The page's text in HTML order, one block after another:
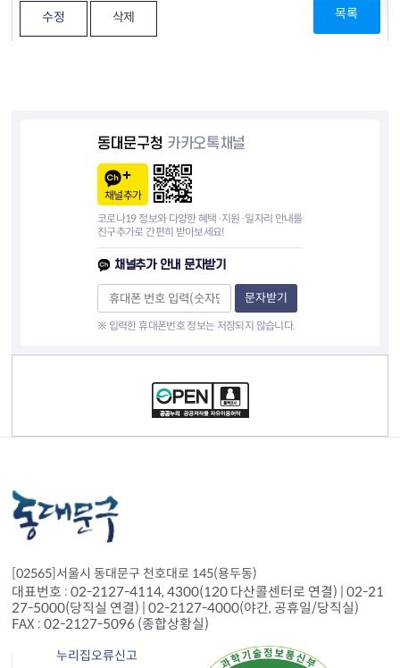
수정 삭제 목록
동대문구청 카카오톡채널
채널추가
코로나19 정보와 다양한 혜택·지원·일자리 안내를
친구추가로 간편히 받아보세요!
채널추가 안내 문자받기
문자받기
※ 입력한 휴대폰번호 정보는 저장되지 않습니다.
[02565]서울시 동대문구 천호대로 145(용두동)
대표번호 : 02-2127-4114, 4300(120 다산콜센터로 연결) | 02-21
27-5000(당직실 연결) | 02-2127-4000(야간, 공휴일/당직실)
FAX : 02-2127-5096 (종합상황실)
누리집오류신고